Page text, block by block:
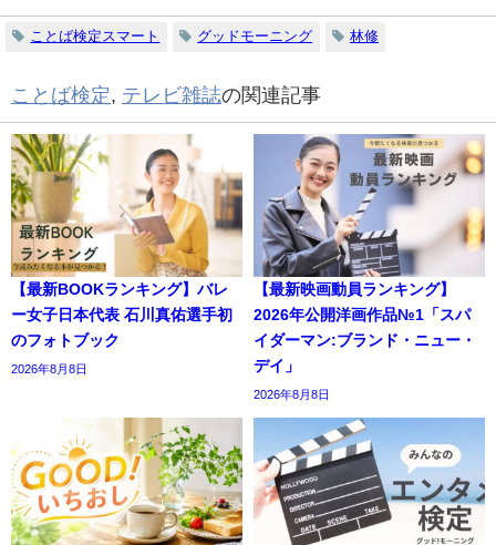
ことば検定スマート グッドモーニング 林修
ことば検定, テレビ雑誌の関連記事
【最新BOOKランキング】バレ
ー女子日本代表 石川真佑選手初
のフォトブック
2026年8月8日
【最新映画動員ランキング】
2026年公開洋画作品№1「スパ
イダーマン:ブランド・ニュー・
デイ」
2026年8月8日